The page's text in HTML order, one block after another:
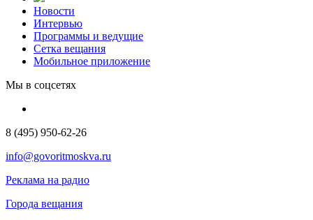
Новости
Интервью
Программы и ведущие
Сетка вещания
Мобильное приложение
Мы в соцсетях
8 (495) 950-62-26
info@govoritmoskva.ru
Реклама на радио
Города вещания